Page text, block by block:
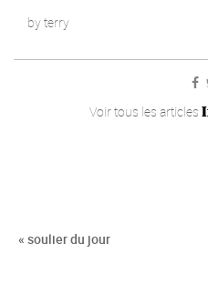
by terry
Voir tous les articles
« soulier du jour